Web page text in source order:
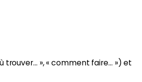
trouver… », « comment faire… ») et